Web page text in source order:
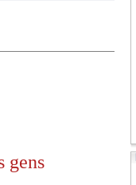
gens